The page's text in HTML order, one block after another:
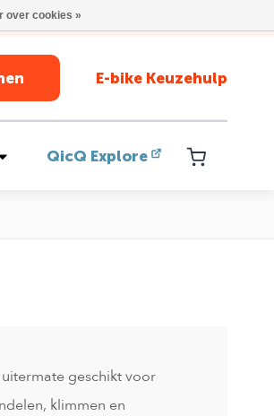
E-bike Keuzehulp
QicQ Explore
geschikt voor
klimmen en
over cookies »